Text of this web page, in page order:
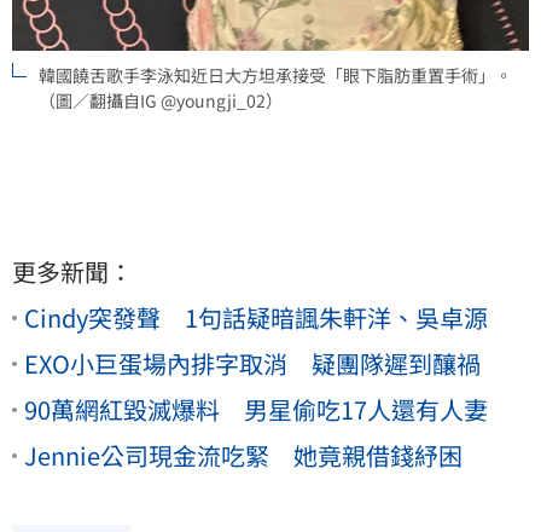
韓國饒舌歌手李泳知近日大方坦承接受「眼下脂肪重置手術」。
（圖／翻攝自IG @youngji_02）
更多新聞：
Cindy突發聲 1句話疑暗諷朱軒洋、吳卓源
EXO小巨蛋場內排字取消 疑團隊遲到釀禍
90萬網紅毀滅爆料 男星偷吃17人還有人妻
Jennie公司現金流吃緊 她竟親借錢紓困